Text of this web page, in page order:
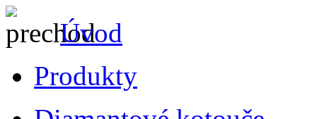
Úvod
Produkty